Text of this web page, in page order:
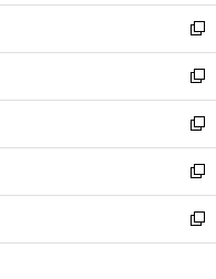
開
く
ウ
で
開
く
し
い
ウ
ィ
ン
ド
ウ
で
開
く
新
し
い
ウ
ィ
ン
ド
ウ
で
開
新
し
い
ウ
ィ
ン
ド
ウ
新
し
い
ウ
ィ
ン
新
し
い
ウ
新
し